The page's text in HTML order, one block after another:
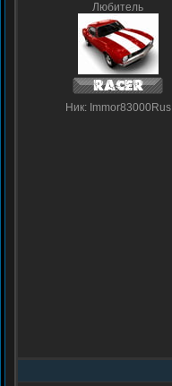
Любитель
Ник: Immor83000Rus